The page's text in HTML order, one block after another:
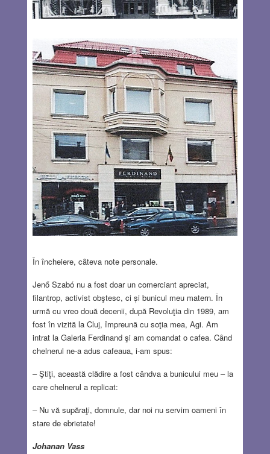
În încheiere, cȃteva note personale.
Jenő Szabó nu a fost doar un comerciant apreciat,
filantrop, activist obştesc, ci și bunicul meu matern. În
urmă cu vreo două decenii, după Revoluţia din 1989, am
fost în vizită la Cluj, împreună cu soţia mea, Agi. Am
intrat la Galeria Ferdinand şi am comandat o cafea. Când
chelnerul ne-a adus cafeaua, i-am spus:
– Ştiţi, această clădire a fost cândva a bunicului meu – la
care chelnerul a replicat:
– Nu vă supăraţi, domnule, dar noi nu servim oameni în
stare de ebrietate!
Johanan Vass